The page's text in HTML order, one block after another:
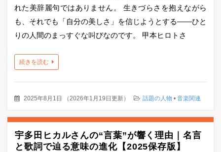
れた美辞麗句ではありません。 生きづらさを抱えながら
も、それでも「自分の美しさ」を信じようとする――ひと
りの人間のまっすぐな叫びなのです。 甲本ヒロトさ
続きを読む
2025年8月1日 （ 2026年1月19日更新） 話題の人物 • 音楽関連
宇多田ヒカルさんの“言葉”が響く理由｜名言
と歌詞で辿る意味の進化【2025保存版】